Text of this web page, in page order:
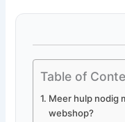
Table of
Meer hulp nodig
webshop?